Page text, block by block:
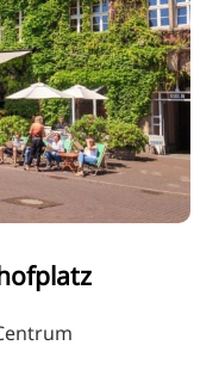
FR
PT
TR
RU
FI
ZH